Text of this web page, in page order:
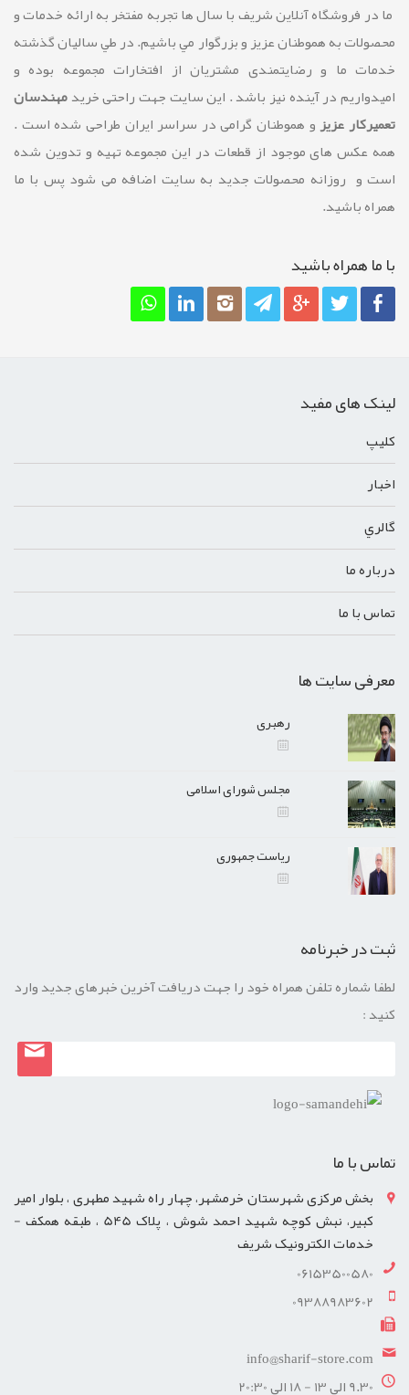
ما در فروشگاه آنلاین شريف با سال ها تجربه مفتخر به ارائه خدمات و
محصولات به هموطنان عزیز و بزرگوار مي باشيم. در طي ساليان گذشته
خدمات ما و رضايتمندی مشتريان از افتخارات مجموعه بوده و
امیدواریم در آینده نیز باشد . این سایت جهت راحتی خریدمهندسان
تعمیرکار عزیزو هموطنان گرامی در سراسر ایران طراحی شده است .
همه عکس های موجود از قطعات در این مجموعه تهیه و تدوین شده
است و روزانه محصولات جدید به سایت اضافه می شود پس با ما
همراه باشید.
با ما همراه باشيد
لینک های مفید
کليپ
اخبار
گالري
درباره ما
تماس با ما
معرفی سایت ها
رهبری
مجلس شورای اسلامی
ریاست جمهوری
ثبت در خبرنامه
لطفا شماره تلفن همراه خود را جهت دریافت آخرین خبرهای جدید وارد
کنید :
تماس با ما
بخش مرکزی شهرستان خرمشهر، چهار راه شهید مطهری ، بلوار امیر
کبیر، نبش کوچه شهید احمد شوش ، پلاک 545 ، طبقه همکف -
خدمات الکترونیک شریف
06153500580
09388983602
info@sharif-store.com
9.30 الی 13 - 18 الی 20:30